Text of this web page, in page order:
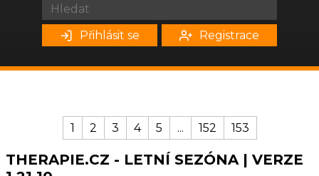
Přihlásit se Registrace
1 2 3 4 5 ... 152 153
THERAPIE.CZ - LETNÍ SEZÓNA | VERZE